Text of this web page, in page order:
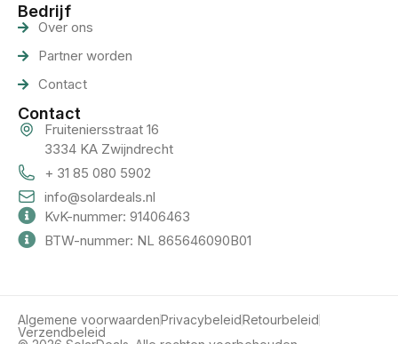
Bedrijf
Over ons
Partner worden
Contact
Contact
Fruiteniersstraat 16
3334 KA Zwijndrecht
+ 31 85 080 5902
info@solardeals.nl
KvK-nummer: 91406463
BTW-nummer: NL 865646090B01
Algemene voorwaardenPrivacybeleidRetourbeleid
Verzendbeleid